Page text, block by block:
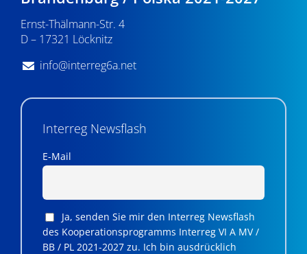
Ernst-Thälmann-Str. 4
D – 17321 Löcknitz
info@interreg6a.net
Interreg Newsflash
E-Mail
Ja, senden Sie mir den Interreg Newsflash
des Kooperationsprogramms Interreg VI A MV /
BB / PL 2021-2027 zu. Ich bin ausdrücklich